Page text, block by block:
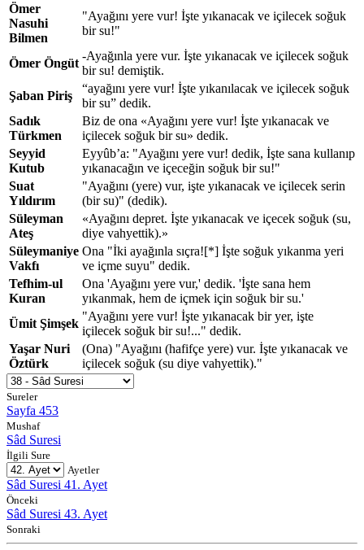
Ömer
Nasuhi
Bilmen
"Ayağını yere vur! İşte yıkanacak ve içilecek soğuk
bir su!"
Ömer Öngüt
-Ayağınla yere vur. İşte yıkanacak ve içilecek soğuk
bir su! demiştik.
Şaban Piriş
“ayağını yere vur! İşte yıkanılacak ve içilecek soğuk
bir su” dedik.
Sadık
Türkmen
Biz de ona «Ayağını yere vur! İşte yıkanacak ve
içilecek soğuk bir su» dedik.
Seyyid
Kutub
Eyyûb’a: "Ayağını yere vur! dedik, İşte sana kullanıp
yıkanacağın ve içeceğin soğuk bir su!"
Suat
Yıldırım
"Ayağını (yere) vur, işte yıkanacak ve içilecek serin
(bir su)" (dedik).
Süleyman
Ateş
«Ayağını depret. İşte yıkanacak ve içecek soğuk (su,
diye vahyettik).»
Süleymaniye
Vakfı
Ona "İki ayağınla sıçra![*] İşte soğuk yıkanma yeri
ve içme suyu" dedik.
Tefhim-ul
Kuran
Ona 'Ayağını yere vur,' dedik. 'İşte sana hem
yıkanmak, hem de içmek için soğuk bir su.'
Ümit Şimşek
"Ayağını yere vur! İşte yıkanacak bir yer, işte
içilecek soğuk bir su!..." dedik.
Yaşar Nuri
Öztürk
(Ona) "Ayağını (hafifçe yere) vur. İşte yıkanacak ve
içilecek soğuk (su diye vahyettik)."
Sureler
Sayfa 453
Mushaf
Sâd Suresi
İlgili Sure
Ayetler
Sâd Suresi 41. Ayet
Önceki
Sâd Suresi 43. Ayet
Sonraki